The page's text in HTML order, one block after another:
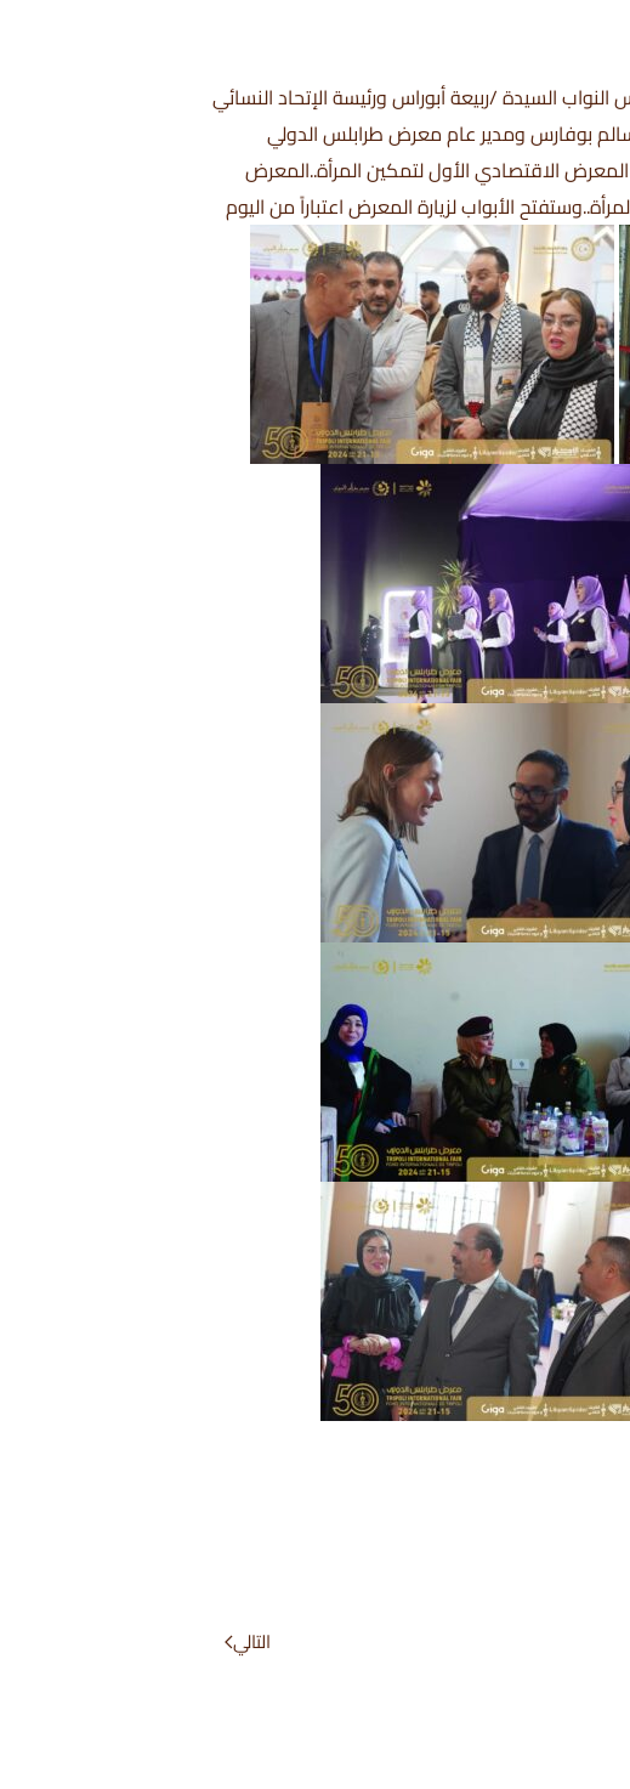
السيدة /ربيعة أبوراس ورئيسة الإتحاد النسائي
/سالم بوفارس ومدير عام معرض طرابلس الدولي
الاقتصادي الأول لتمكين المرأة..المعرض
الأبواب لزيارة المعرض اعتباراً من اليوم
التالي